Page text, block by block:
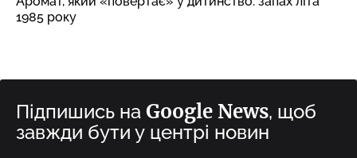
1985 року
Підпишись на Google News, щоб
завжди бути у центрі новин